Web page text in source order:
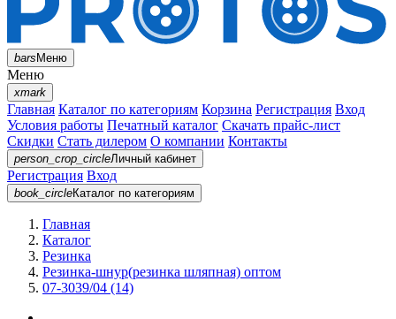
barsМеню
Меню
xmark
Главная Каталог по категориям Корзина Регистрация Вход
Условия работы Печатный каталог Скачать прайс-лист
Скидки Стать дилером О компании Контакты
person_crop_circleЛичный кабинет
Регистрация Вход
book_circleКаталог по категориям
Главная
Каталог
Резинка
Резинка-шнур(резинка шляпная) оптом
07-3039/04 (14)